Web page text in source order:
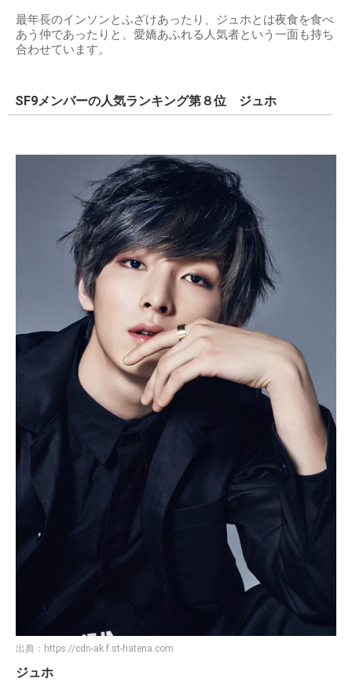
最年長のインソンとふざけあったり、ジュホとは夜食を食べ
あう仲であったりと、愛嬌あふれる人気者という一面も持ち
合わせています。
SF9メンバーの人気ランキング第８位 ジュホ
出典： https://cdn-ak.f.st-hatena.com
ジュホ